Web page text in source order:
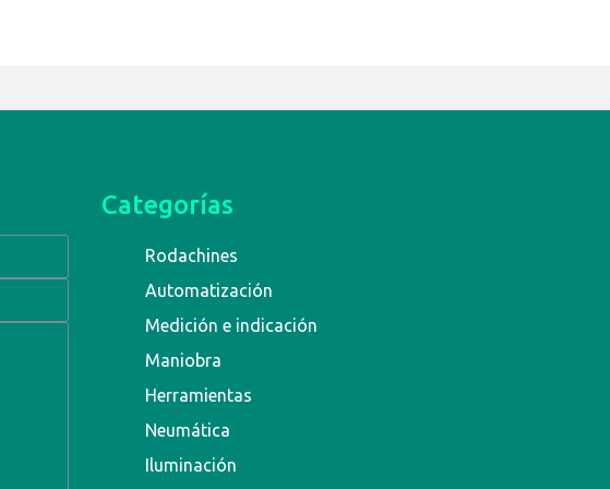
Categorías
Rodachines
Automatización
Medición e indicación
Maniobra
Herramientas
Neumática
Iluminación